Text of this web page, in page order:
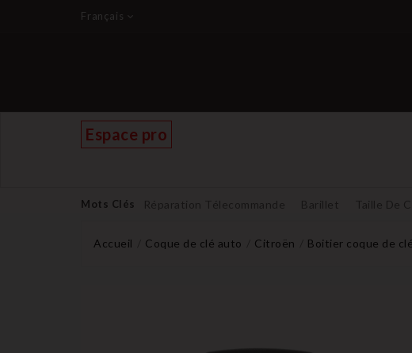
Français
Espace pro
Mots Clés Réparation Télecommande Barillet Taille De
Accueil Coque de clé auto Citroën Boitier coque de